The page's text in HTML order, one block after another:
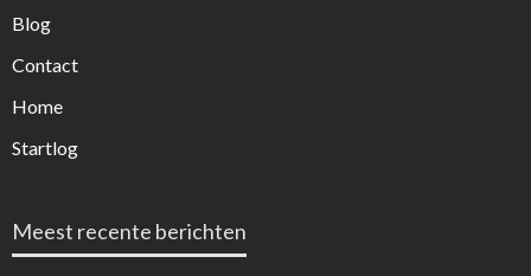
Blog
Contact
Home
Startlog
Meest recente berichten